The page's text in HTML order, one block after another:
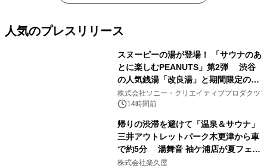
人気のプレスリリース
スヌーピーの湯が登場！ 「サウナのあ
とに楽しむPEANUTS」第2弾 渋谷
の人気銭湯「改良湯」と期間限定のコ
ラボレーション サウナイキタイコラ
ボグッズも発売決定！
株式会社ソニー・クリエイティブプロダクツ
14時間前
帰りの渋滞を避けて「温泉＆サウナ」
三井アウトレットパーク木更津から車
で約5分 湯舞音 袖ケ浦店が夏フェア
メニューを提供
株式会社楽久屋